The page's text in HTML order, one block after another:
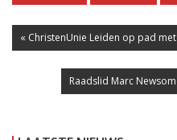
« ChristenUnie Leiden op pad
Raadslid Marc